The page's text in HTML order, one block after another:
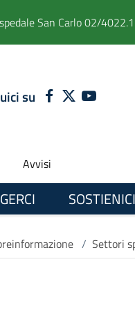
San Carlo 02/
suFACEBOOK
TWITTERYOUTUBE
Avvisi
SOSTIENICI
/ Settori